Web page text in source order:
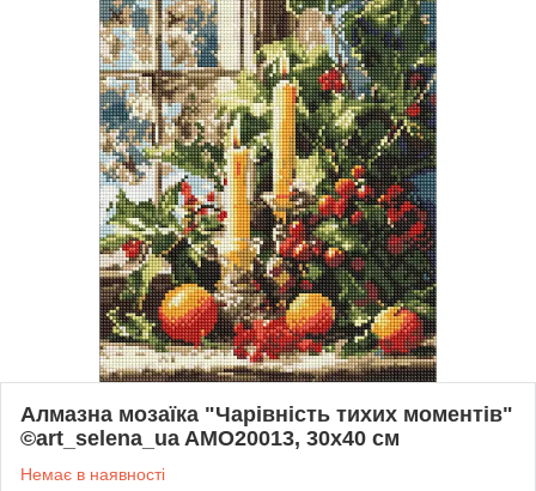
Алмазна мозаїка "Чарівність тихих моментів"
©art_selena_ua AMO20013, 30х40 см
Немає в наявності